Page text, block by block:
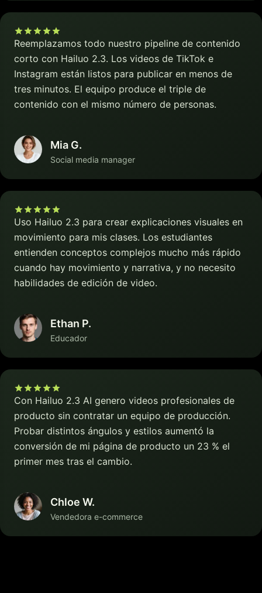
Reemplazamos todo nuestro pipeline de contenido
corto con Hailuo 2.3. Los videos de TikTok e
Instagram están listos para publicar en menos de
tres minutos. El equipo produce el triple de
contenido con el mismo número de personas.
Mia G.
Social media manager
Uso Hailuo 2.3 para crear explicaciones visuales en
movimiento para mis clases. Los estudiantes
entienden conceptos complejos mucho más rápido
cuando hay movimiento y narrativa, y no necesito
habilidades de edición de video.
Ethan P.
Educador
Con Hailuo 2.3 AI genero videos profesionales de
producto sin contratar un equipo de producción.
Probar distintos ángulos y estilos aumentó la
conversión de mi página de producto un 23 % el
primer mes tras el cambio.
Chloe W.
Vendedora e-commerce